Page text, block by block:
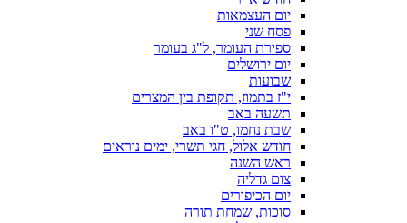
יום העצמאות
פסח שני
ספירת העומר, ל"ג בעומר
יום ירושלים
שבועות
י"ז בתמוז, תקופת בין המצרים
תשעה באב
שבת נחמו, ט"ו באב
חודש אלול, חגי תשרי, ימים נוראים
ראש השנה
צום גדליה
יום הכיפורים
סוכות, שמחת תורה